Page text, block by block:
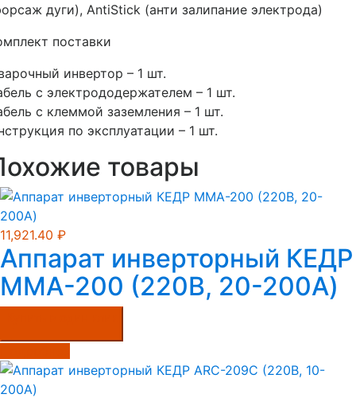
дуги), AntiStick (анти залипание электрода)
поставки
инвертор – 1 шт.
с электрододержателем – 1 шт.
с клеммой заземления – 1 шт.
по эксплуатации – 1 шт.
товары
11,921.40 ₽
Аппарат инверторный КЕДР
MMA-200 (220B, 20-200А)